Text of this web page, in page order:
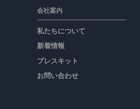
会社案内
私たちについて
新着情報
プレスキット
お問い合わせ